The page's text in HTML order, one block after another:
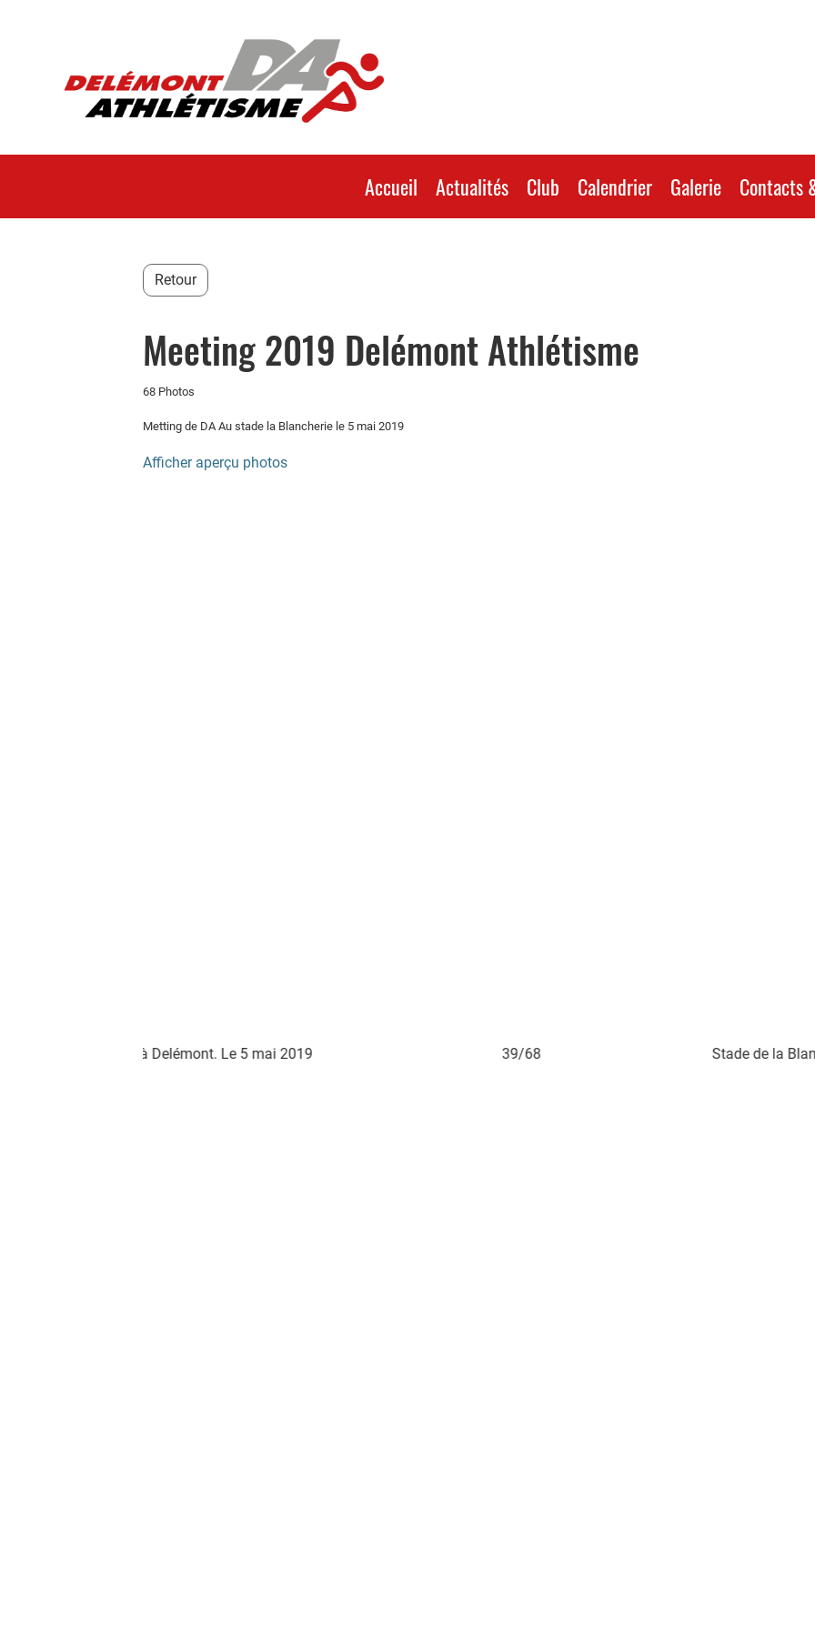
Accueil Actualités Club Calendrier Galerie Contacts
Retour
Meeting 2019 Delémont Athlétisme
68 Photos
Metting de DA Au stade la Blancherie le 5 mai 2019
Afficher aperçu photos
38/68 Stade de la Blancherie à Delémont. Le 5 mai 2019